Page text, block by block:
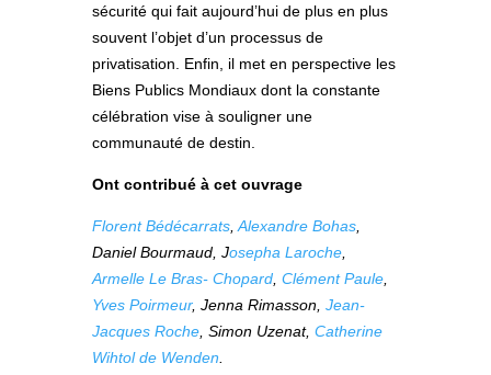
sécurité qui fait aujourd’hui de plus en plus
souvent l’objet d’un processus de
privatisation. Enfin, il met en perspective les
Biens Publics Mondiaux dont la constante
célébration vise à souligner une
communauté de destin.
Ont contribué à cet ouvrage
Florent Bédécarrats Alexandre Bohas
Daniel Bourmaud, Josepha Laroche
Armelle Le Bras- Chopard Clément Paule
Yves Poirmeur, Jenna Rimasson, Jean-
Jacques Roche , Simon Uzenat, Catherine
Wihtol de Wenden